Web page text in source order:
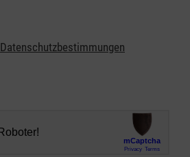
Datenschutzbestimmungen